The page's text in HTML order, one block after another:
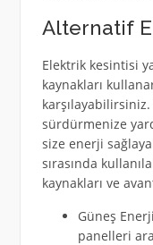
Alternatif
Elektrik kesintisi
kaynakları
karşılayabilirsiniz.
sürdürmenize
size enerji
sırasında
kaynakları ve
Güneş
panelleri